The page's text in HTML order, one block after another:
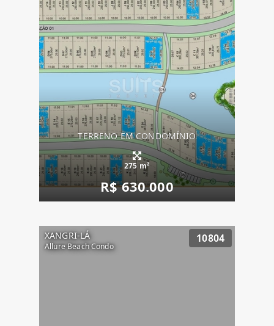
TERRENO EM CONDOMÍNIO
275 m²
R$ 630.000
XANGRI-LÁ
Allure Beach Condo
10804